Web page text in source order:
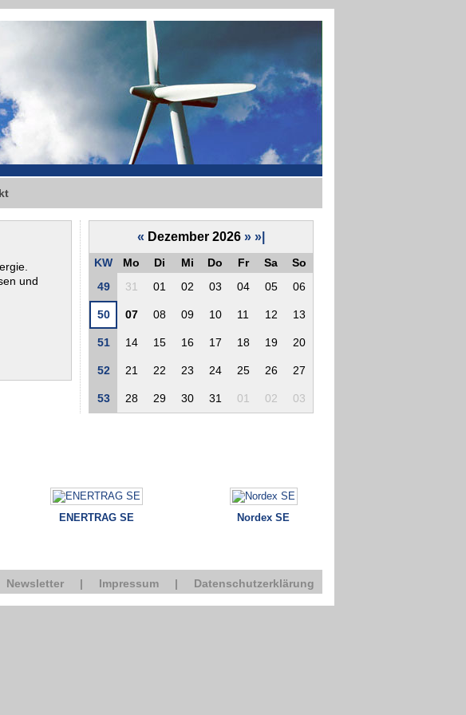
und
« Dezember 2026 » »|
KW Mo Di Mi Do Fr Sa
So
49
31 01 02 03 04 05 06
50 07 08 09 10 11 12 13
51 14 15 16 17 18 19 20
52 21 22 23 24 25 26 27
53 28 29 30 31 01 02 03
ENERTRAG SE Nordex SE
Newsletter | Impressum | Datenschutzerklärung